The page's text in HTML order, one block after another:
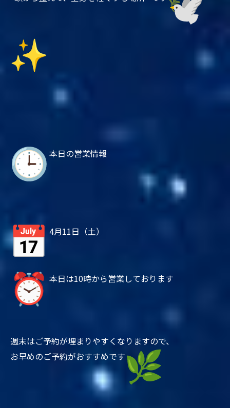
本日の営業情報
4月11日（土）
本日は10時から営業しております
週末はご予約が埋まりやすくなりますので、
お早めのご予約がおすすめです